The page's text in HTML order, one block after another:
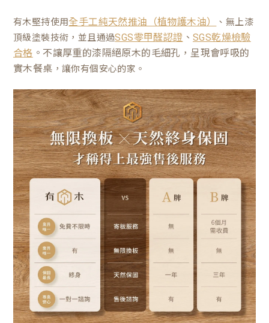
有木堅持使用全手工純天然推油（植物護木油）
、無上漆
頂級塗裝技術，並且通過SGS零甲醛認證 、SGS乾燥檢驗
合格 。不讓厚重的漆隔絕原木的毛細孔，呈現會呼吸的
實木餐桌 ，讓你有個安心的家。